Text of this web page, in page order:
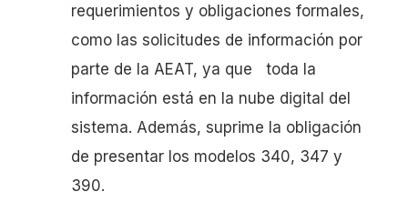
requerimientos y obligaciones formales,
como las solicitudes de información por
parte de la AEAT, ya que toda la
información está en la nube digital del
sistema. Además, suprime la obligación
de presentar los modelos 340, 347 y
390.